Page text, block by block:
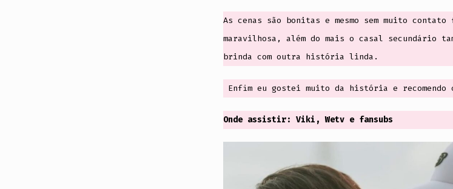
As cenas são bonitas e mesmo sem muito
maravilhosa, além do mais o casal secundário
brinda com outra história linda.
Enfim eu gostei muito da história e
Onde assistir: Viki, Wetv e fansubs